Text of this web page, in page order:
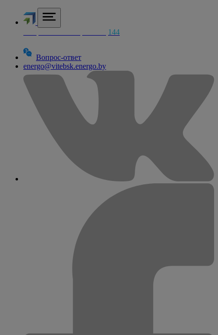
144
Вопрос-ответ
energo@vitebsk.energo.by